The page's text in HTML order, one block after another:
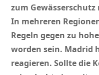
zum
In mehreren
Regeln gegen zu
worden sein. Madrid
reagieren. Sollte die